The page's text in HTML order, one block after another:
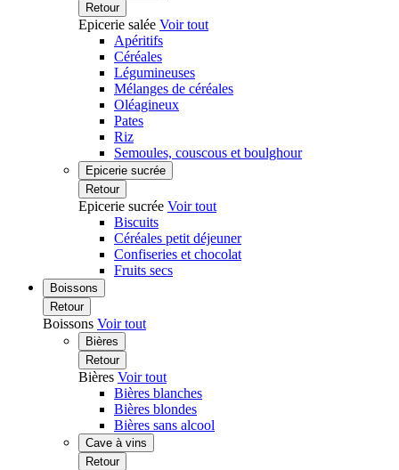
Retour
Epicerie salée Voir tout
Apéritifs
Céréales
Légumineuses
Mélanges de céréales
Oléagineux
Pates
Riz
Semoules, couscous et boulghour
Epicerie sucrée
Retour
Epicerie sucrée Voir tout
Biscuits
Céréales petit déjeuner
Confiseries et chocolat
Fruits secs
Boissons
Retour
Boissons Voir tout
Bières
Retour
Bières Voir tout
Bières blanches
Bières blondes
Bières sans alcool
Cave à vins
Retour